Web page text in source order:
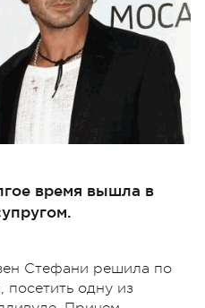
время вышла в
Стефани решила по
одну из